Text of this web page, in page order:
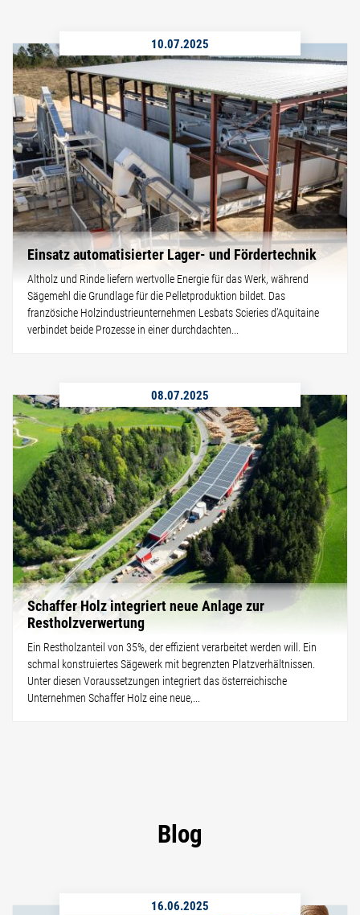
10.07.2025
Einsatz automatisierter Lager- und Fördertechnik
Altholz und Rinde liefern wertvolle Energie für das Werk, während
Sägemehl die Grundlage für die Pelletproduktion bildet. Das
französiche Holzindustrieunternehmen Lesbats Scieries d’Aquitaine
verbindet beide Prozesse in einer durchdachten...
08.07.2025
Schaffer Holz integriert neue Anlage zur
Restholzverwertung
Ein Restholzanteil von 35%, der effizient verarbeitet werden will. Ein
schmal konstruiertes Sägewerk mit begrenzten Platzverhältnissen.
Unter diesen Voraussetzungen integriert das österreichische
Unternehmen Schaffer Holz eine neue,...
Blog
16.06.2025